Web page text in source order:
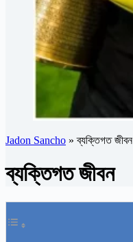
Jadon Sancho »ব্যক্তিগত জীবন
ব্যক্তিগত জীবন